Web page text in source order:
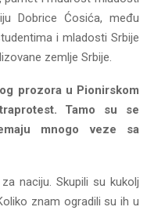
Dobrice Ćosića, među
i mladosti Srbije
zemlje Srbije.
prozora u Pionirskom
Tamo su se
mnogo veze sa
naciju. Skupili su kukolj
znam ogradili su ih u